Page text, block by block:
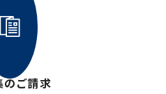
ご請求